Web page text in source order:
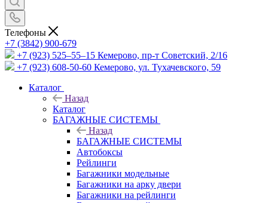
Телефоны
+7 (3842) 900-679
+7 (923) 525–55–15 Кемерово, пр-т Советский, 2/16
+7 (923) 608-50-60 Кемерово, ул. Тухачевского, 59
Каталог
Назад
Каталог
БАГАЖНЫЕ СИСТЕМЫ
Назад
БАГАЖНЫЕ СИСТЕМЫ
Автобоксы
Рейлинги
Багажники модельные
Багажники на арку двери
Багажники на рейлинги